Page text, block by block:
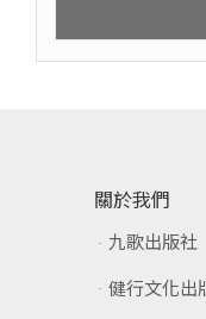
關於我們
九歌出版社
健行文化出